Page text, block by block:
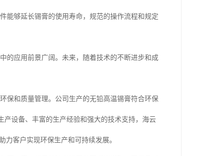
能够延长锡膏的使用寿命，规范的操作流程和规定
的应用前景广阔。未来，随着技术的不断进步和成
保和质量管理。公司生产的无铅高温锡膏符合环保
产设备、丰富的生产经验和强大的技术支持，海云
力客户实现环保生产和可持续发展。